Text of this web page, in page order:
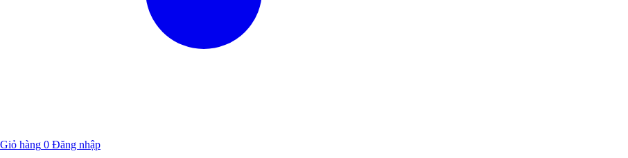
Giỏ hàng 0 Đăng nhập